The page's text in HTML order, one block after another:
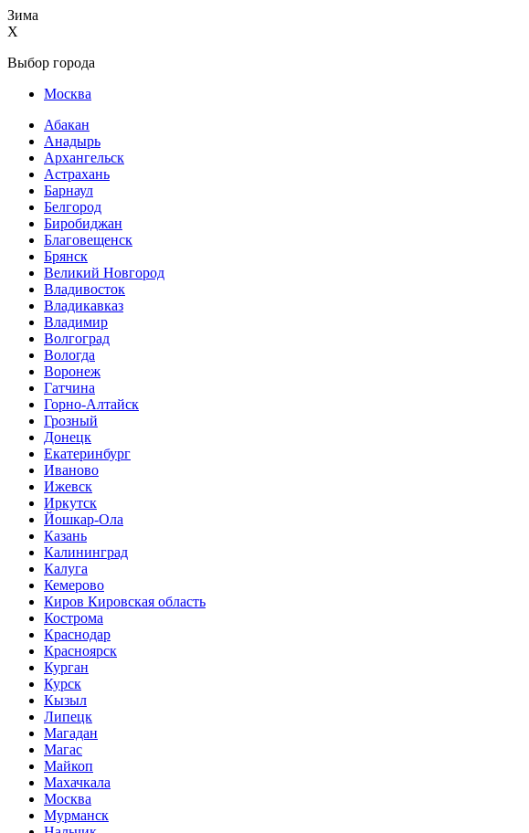
Зима
X
Выбор города
Москва
Абакан
Анадырь
Архангельск
Астрахань
Барнаул
Белгород
Биробиджан
Благовещенск
Брянск
Великий Новгород
Владивосток
Владикавказ
Владимир
Волгоград
Вологда
Воронеж
Гатчина
Горно-Алтайск
Грозный
Донецк
Екатеринбург
Иваново
Ижевск
Иркутск
Йошкар-Ола
Казань
Калининград
Калуга
Кемерово
Киров Кировская область
Кострома
Краснодар
Красноярск
Курган
Курск
Кызыл
Липецк
Магадан
Магас
Майкоп
Махачкала
Москва
Мурманск